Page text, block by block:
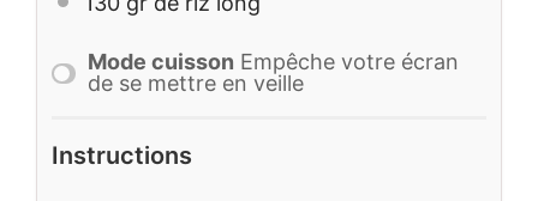
Mode cuisson Empêche votre écran
de se mettre en veille
Instructions